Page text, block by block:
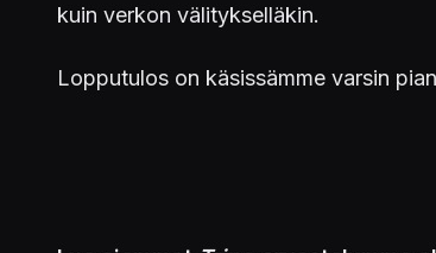
kuin verkon välitykselläkin.
Lopputulos on käsissämme varsin